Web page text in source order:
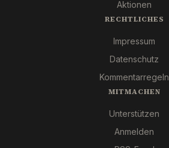
Aktionen
RECHTLICHES
Impressum
Datenschutz
Kommentarregeln
MITMACHEN
Unterstützen
Anmelden